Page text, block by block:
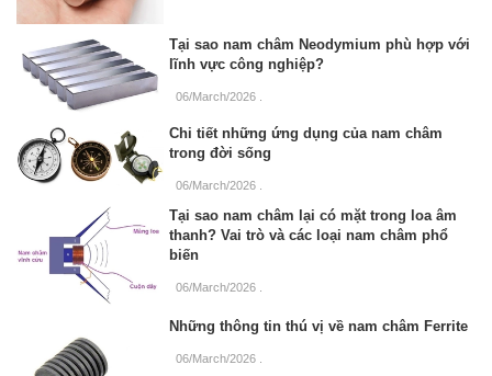
Tại sao nam châm Neodymium phù hợp với
lĩnh vực công nghiệp?
06/March/2026
Chi tiết những ứng dụng của nam châm
trong đời sống
06/March/2026
Tại sao nam châm lại có mặt trong loa âm
thanh? Vai trò và các loại nam châm phổ
biến
06/March/2026
Những thông tin thú vị về nam châm Ferrite
06/March/2026